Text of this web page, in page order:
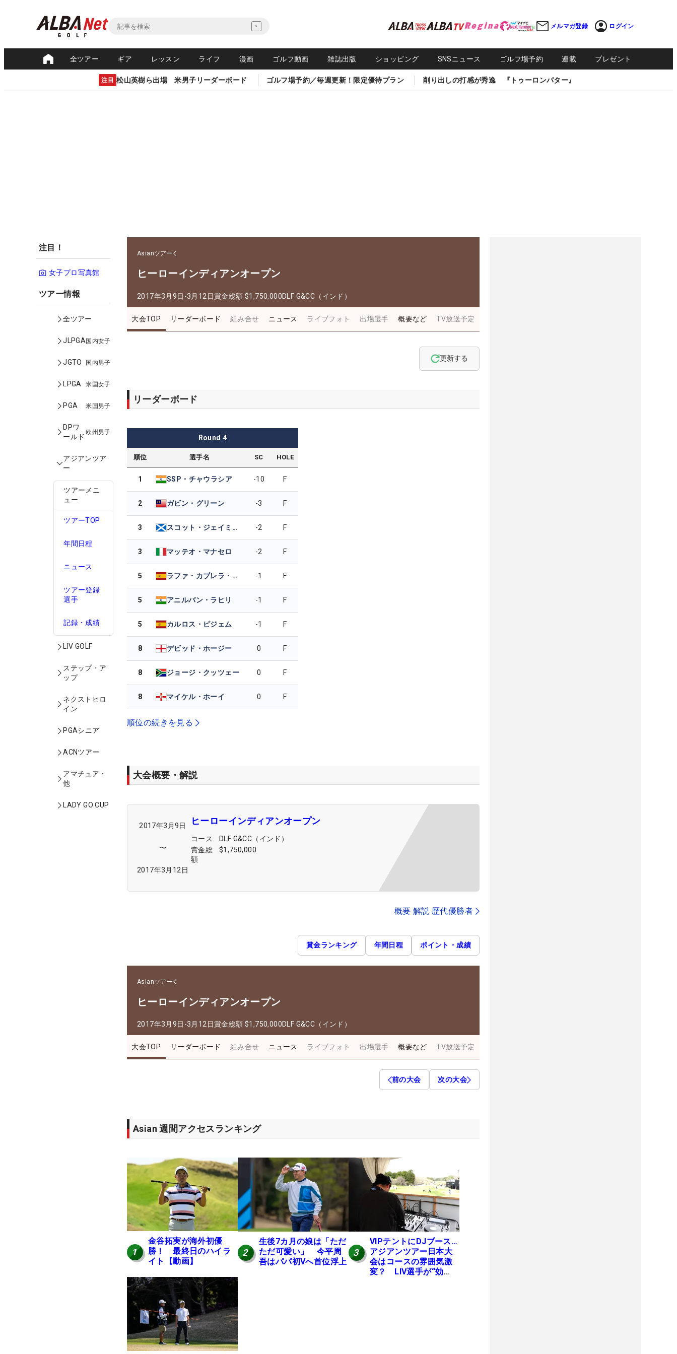
メルマガ登録 ログイン
全ツアー ギア レッスン ライフ 漫画 ゴルフ動画 雑誌出版 ショッピング SNSニュース ゴルフ場予約 連載 プレゼント
注目 松山英樹ら出場 米男子リーダーボード ゴルフ場予約／毎週更新！限定優待プラン 削り出しの打感が秀逸 『トゥーロンパター』
注目！
女子プロ写真館
ツアー情報
全ツアー
JLPGA国内女子
JGTO 国内男子
LPGA 米国女子
PGA 米国男子
DPワ
ールド
欧州男子
アジアンツア
ー
ツアーメニ
ュー
ツアーTOP
年間日程
ニュース
ツアー登録
選手
記録・成績
LIV GOLF
ステップ・ア
ップ
ネクストヒロ
イン
PGAシニア
ACNツアー
アマチュア・
他
LADY GO CUP
Asianツアー
ヒーローインディアンオープン
2017年3月9日-3月12日賞金総額 $1,750,000DLF G&CC（インド）
大会TOP リーダーボード 組み合せ ニュース ライブフォト 出場選手 概要など TV放送予定
更新する
リーダーボード
Round 4
順位 選手名 SC HOLE
1 SSP・チャウラシア -10 F
2 ガビン・グリーン -3 F
3 スコット・ジェイミソン -2 F
3 マッテオ・マナセロ -2 F
5 ラファ・カブレラ・ベロ -1 F
5 アニルバン・ラヒリ -1 F
5 カルロス・ピジェム -1 F
8 デビッド・ホージー 0 F
8 ジョージ・クッツェー 0 F
8 マイケル・ホーイ 0 F
順位の続きを見る
大会概要・解説
2017年3月9日
〜
2017年3月12日
ヒーローインディアンオープン
コース
DLF G&CC（インド）
賞金総
額
$1,750,000
概要 解説 歴代優勝者
賞金ランキング 年間日程 ポイント・成績
Asianツアー
ヒーローインディアンオープン
2017年3月9日-3月12日賞金総額 $1,750,000DLF G&CC（インド）
大会TOP リーダーボード 組み合せ ニュース ライブフォト 出場選手 概要など TV放送予定
前の大会 次の大会
Asian 週間アクセスランキング
1
金谷拓実が海外初優
勝！ 最終日のハイラ
イト【動画】
2
生後7カ月の娘は「ただ
ただ可愛い」 今平周
吾はパパ初Vへ首位浮上
3
VIPテントにDJブース…
アジアンツアー日本大
会はコースの雰囲気激
変？ LIV選手が“効